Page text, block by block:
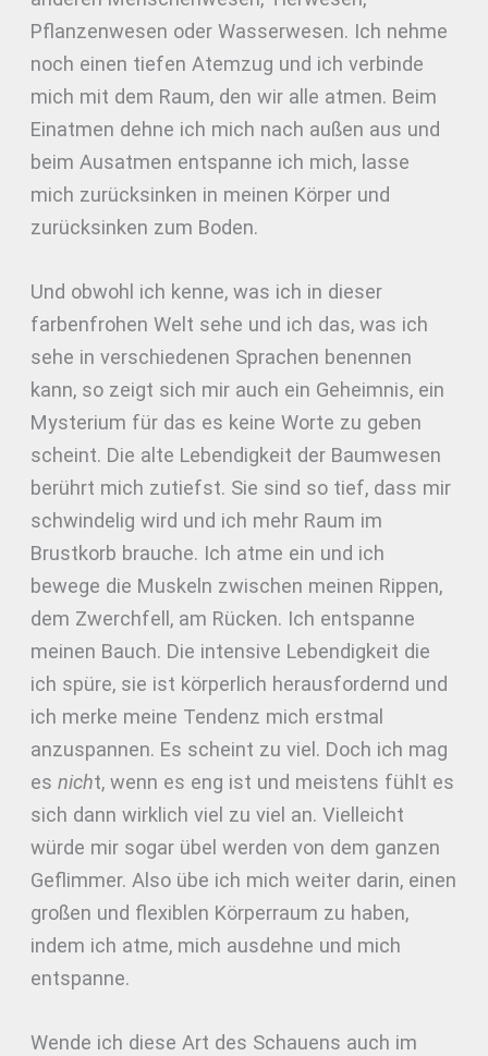
Pflanzenwesen oder Wasserwesen. Ich nehme
noch einen tiefen Atemzug und ich verbinde
mich mit dem Raum, den wir alle atmen. Beim
Einatmen dehne ich mich nach außen aus und
beim Ausatmen entspanne ich mich, lasse
mich zurücksinken in meinen Körper und
zurücksinken zum Boden.
Und obwohl ich kenne, was ich in dieser
farbenfrohen Welt sehe und ich das, was ich
sehe in verschiedenen Sprachen benennen
kann, so zeigt sich mir auch ein Geheimnis, ein
Mysterium für das es keine Worte zu geben
scheint. Die alte Lebendigkeit der Baumwesen
berührt mich zutiefst. Sie sind so tief, dass mir
schwindelig wird und ich mehr Raum im
Brustkorb brauche. Ich atme ein und ich
bewege die Muskeln zwischen meinen Rippen,
dem Zwerchfell, am Rücken. Ich entspanne
meinen Bauch. Die intensive Lebendigkeit die
ich spüre, sie ist körperlich herausfordernd und
ich merke meine Tendenz mich erstmal
anzuspannen. Es scheint zu viel. Doch ich mag
esnicht, wenn es eng ist und meistens fühlt es
sich dann wirklich viel zu viel an. Vielleicht
würde mir sogar übel werden von dem ganzen
Geflimmer. Also übe ich mich weiter darin, einen
großen und flexiblen Körperraum zu haben,
indem ich atme, mich ausdehne und mich
entspanne.
Wende ich diese Art des Schauens auch im